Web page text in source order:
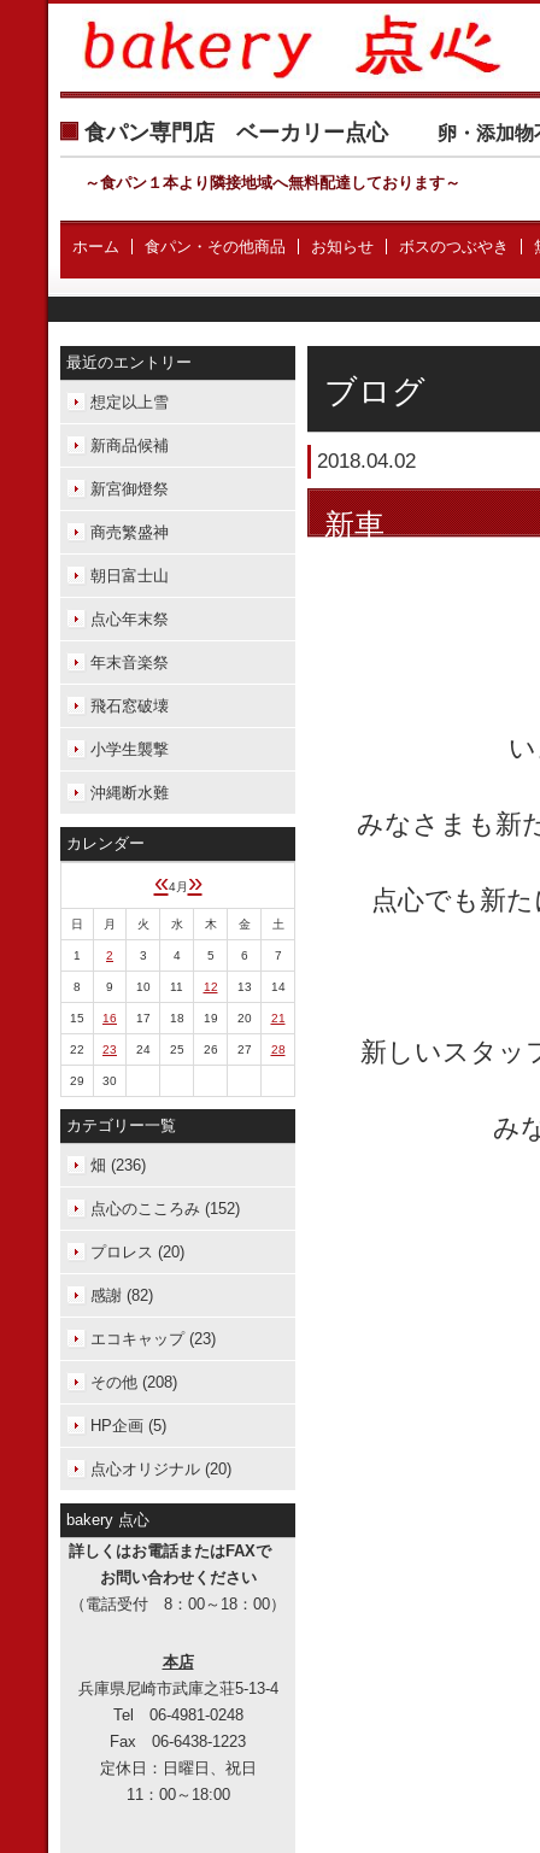
食パン専門店 ベーカリー点心 卵・添加
～食パン１本より隣接地域へ無料配達しております～
ホーム 食パン・その他商品 お知らせ ボスのつぶやき
ブログ
2018.04.02
新車
みなさまも新
点心でも新
新しいスタッ
み
最近のエントリー
想定以上雪
新商品候補
新宮御燈祭
商売繁盛神
朝日富士山
点心年末祭
年末音楽祭
飛石窓破壊
小学生襲撃
沖縄断水難
カレンダー
«4月 »
日 月 火 水 木 金 土
1 2 3 4 5 6 7
8 9 10 11 12 13 14
15 16 17 18 19 20 21
22 23 24 25 26 27 28
29 30
カテゴリー一覧
畑 (236)
点心のこころみ (152)
プロレス (20)
感謝 (82)
エコキャップ (23)
その他 (208)
HP企画 (5)
点心オリジナル (20)
bakery 点心
詳しくはお電話またはFAXで
お問い合わせください
（電話受付 8：00～18：00）
本店
兵庫県尼崎市武庫之荘5-13-4
Tel 06-4981-0248
Fax 06-6438-1223
定休日：日曜日、祝日
11：00～18:00